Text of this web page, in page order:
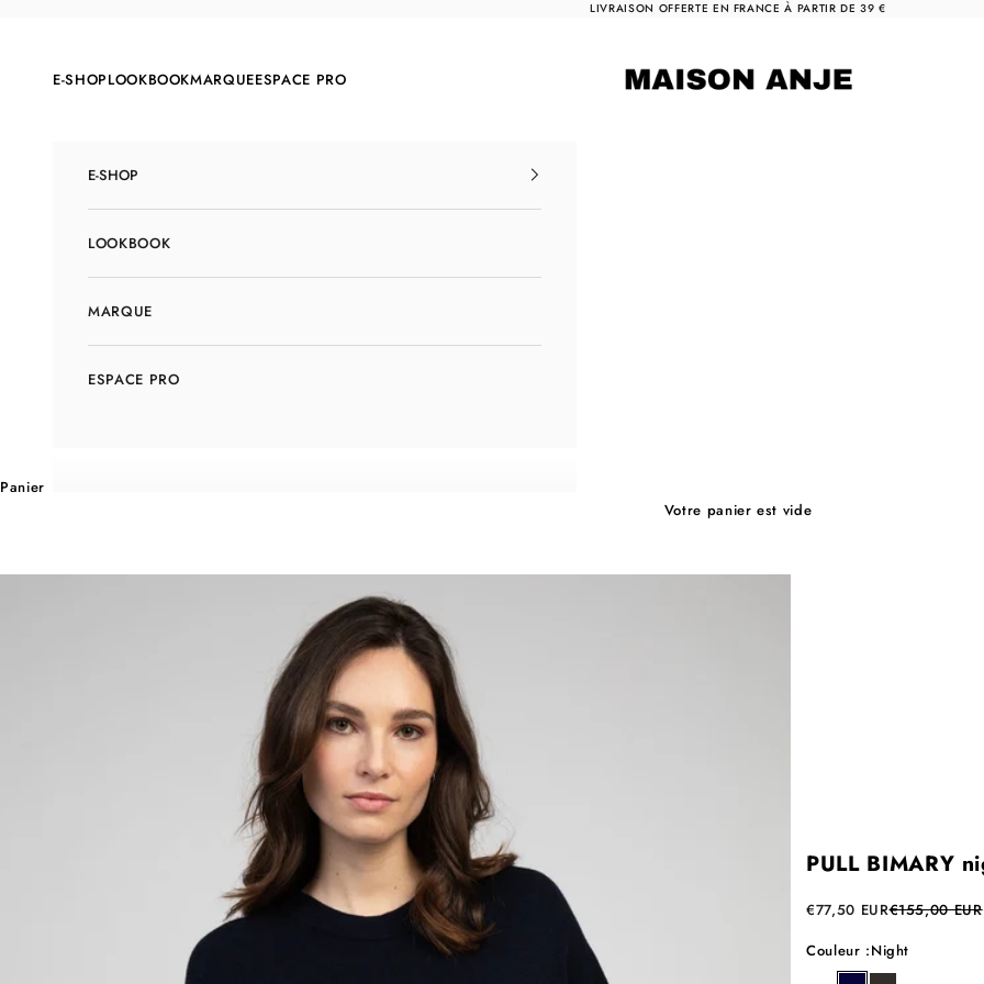
LIVRAISON OFFERTE EN FRANCE À PARTIR DE 39 €
E-SHOPLOOKBOOKMARQUEESPACE PRO
E-SHOP
LOOKBOOK
MARQUE
ESPACE PRO
Panier
Votre panier est vide
PULL BIMARY
Prix de vente
€77,50 EURPrix normal
€155,00 EUR
Couleur :Night